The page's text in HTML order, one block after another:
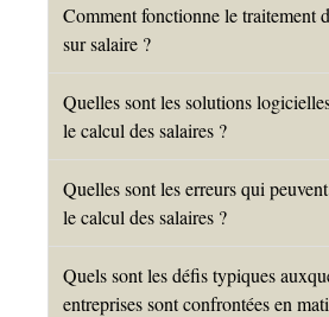
Comment fonctionne le traitement
sur salaire ?
Quelles sont les solutions
le calcul des salaires ?
Quelles sont les erreurs qui
le calcul des salaires ?
Quels sont les défis typiques
entreprises sont confrontées en